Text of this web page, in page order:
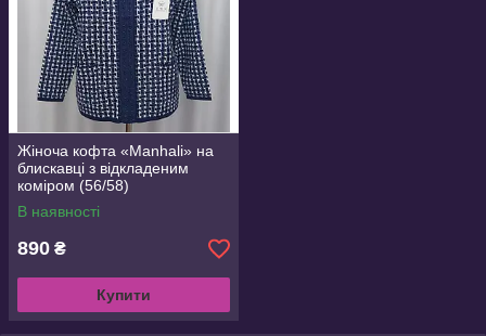
Жіноча кофта «Manhali» на
блискавці з відкладеним
коміром (56/58)
В наявності
890 ₴
Купити